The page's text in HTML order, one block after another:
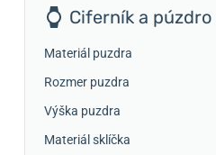
Ciferník a púzdro
Materiál puzdra
Rozmer puzdra
Výška puzdra
Materiál sklíčka